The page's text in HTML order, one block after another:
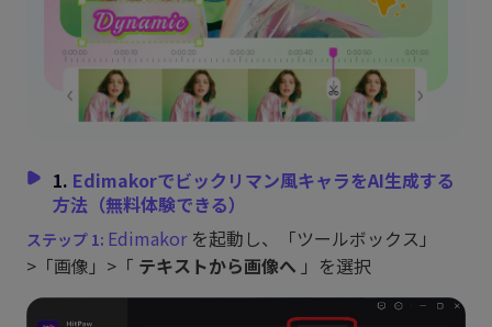
1. Edimakorでビックリマン風キャラをAI生成する
方法（無料体験できる）
Edimakor を起動し、「ツールボックス」
>「画像」>「 テキストから画像へ 」を選択